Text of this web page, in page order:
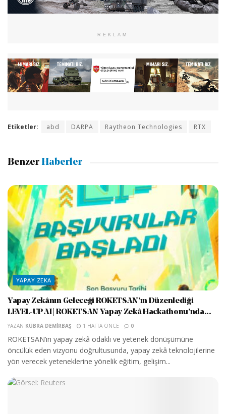
REKLAM
Etiketler: abd DARPA Raytheon Technologies RTX
Benzer Haberler
YAPAY ZEKA
Yapay Zekânın Geleceği ROKETSAN’ın Düzenlediği
LEVEL-UP AI | ROKETSAN Yapay Zekâ Hackathonu’nda...
YAZAN KÜBRA DEMIRBAŞ 1 HAFTA ÖNCE 0
ROKETSAN’ın yapay zekâ odaklı ve yetenek dönüşümüne
öncülük eden vizyonu doğrultusunda, yapay zekâ teknolojilerine
yön verecek yeteneklerine yönelik eğitim, gelişim...